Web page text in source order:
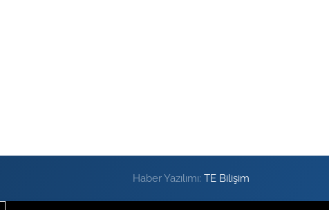
Haber Yazılımı:TE Bilişim